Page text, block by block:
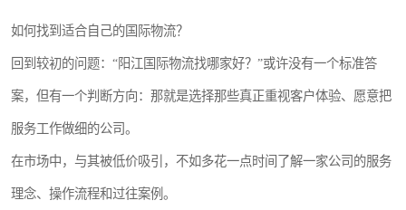
如何找到适合自己的国际物流？
回到较初的问题：“阳江国际物流找哪家好？”或许没有一个标准答
案，但有一个判断方向：那就是选择那些真正重视客户体验、愿意把
服务工作做细的公司。
在市场中，与其被低价吸引，不如多花一点时间了解一家公司的服务
理念、操作流程和过往案例。